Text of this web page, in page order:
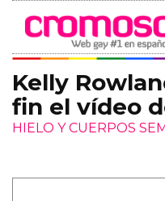
Kelly
fin el vídeo
HIELO Y CUERPOS